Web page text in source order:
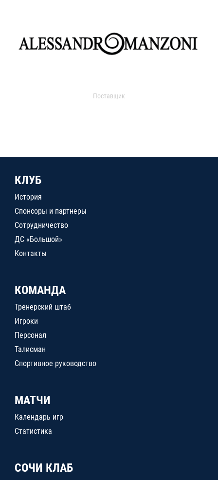
Поставщик
КЛУБ
История
Спонсоры и партнеры
Сотрудничество
ДС «Большой»
Контакты
КОМАНДА
Тренерский штаб
Игроки
Персонал
Талисман
Спортивное руководство
МАТЧИ
Календарь игр
Статистика
СОЧИ КЛАБ